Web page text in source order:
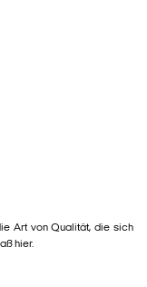
Art von Qualität, die sich
hier.